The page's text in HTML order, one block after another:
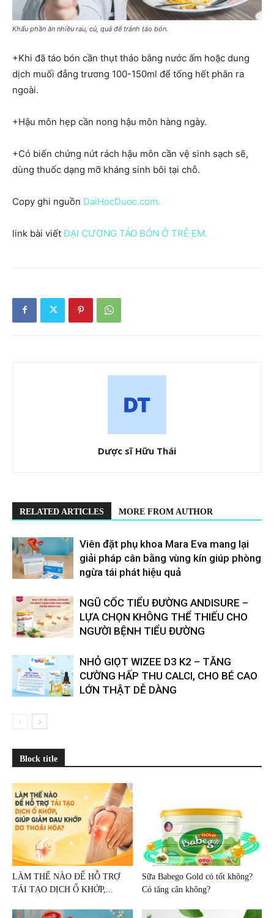
Khẩu phần ăn nhiều rau, củ, quả để tránh táo bón.
+Khi đã táo bón cần thụt tháo bằng nước ấm hoặc dung
dịch muối đẳng trương 100-150ml để tống hết phân ra
ngoài.
+Hậu môn hẹp cần nong hậu môn hàng ngày.
+Có biến chứng nứt rách hậu môn cần vệ sinh sạch sẽ,
dùng thuốc dạng mỡ kháng sinh bôi tại chỗ.
Copy ghi nguồn DaiHocDuoc.com.
link bài viếtĐẠI CƯƠNG TÁO BÓN Ở TRẺ EM.
Dược sĩ Hữu Thái
RELATED ARTICLES MORE FROM AUTHOR
Viên đặt phụ khoa Mara Eva mang lại
giải pháp cân bằng vùng kín giúp phòng
ngừa tái phát hiệu quả
​​NGŨ CỐC TIỂU ĐƯỜNG ANDISURE –
LỰA CHỌN KHÔNG THỂ THIẾU CHO
NGƯỜI BỆNH TIỂU ĐƯỜNG
NHỎ GIỌT WIZEE D3 K2 – TĂNG
CƯỜNG HẤP THU CALCI, CHO BÉ CAO
LỚN THẬT DỄ DÀNG
Block title
LÀM THẾ NÀO ĐỂ HỖ TRỢ
TÁI TẠO DỊCH Ổ KHỚP,...
Sữa Babego Gold có tốt không?
Có tăng cân không?